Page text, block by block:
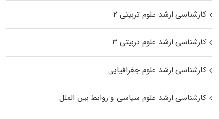
کارشناسی ارشد علوم تربیتی ۲
کارشناسی ارشد علوم تربیتی ۳
کارشناسی ارشد علوم جغرافیایی
کارشناسی ارشد علوم سیاسی و روابط بین الملل